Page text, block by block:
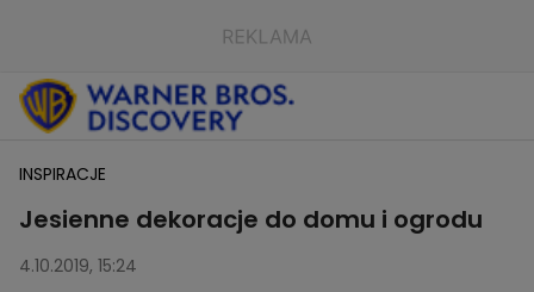
INSPIRACJE
Jesienne dekoracje do domu i ogrodu
4.10.2019, 15:24